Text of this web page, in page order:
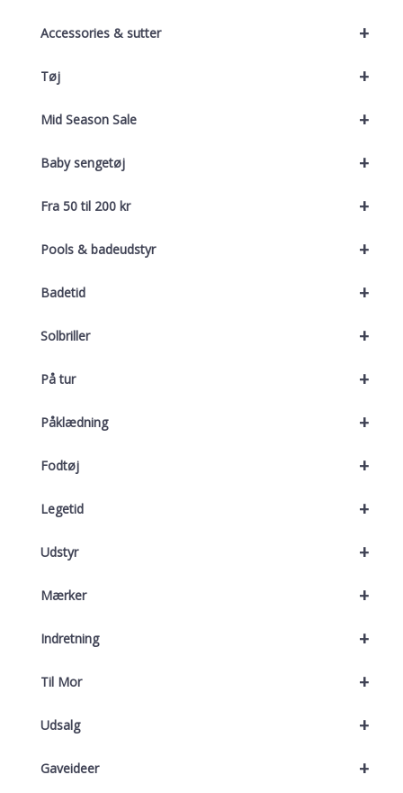
+
Accessories & sutter
+
Tøj
+
Mid Season Sale
+
Baby sengetøj
+
Fra 50 til 200 kr
+
Pools & badeudstyr
+
Badetid
+
Solbriller
+
På tur
+
Påklædning
+
Fodtøj
+
Legetid
+
Udstyr
+
Mærker
+
Indretning
+
Til Mor
+
Udsalg
+
Gaveideer